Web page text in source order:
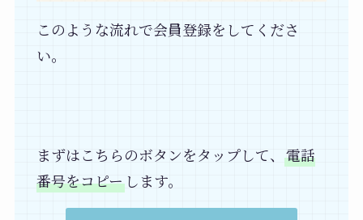
このような流れで会員登録をしてくださ
い。
まずはこちらのボタンをタップして、 電話
番号をコピーします。